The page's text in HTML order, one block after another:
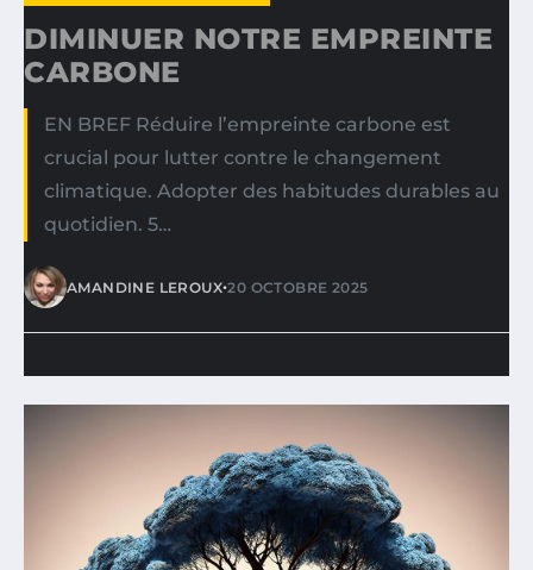
DIMINUER NOTRE EMPREINTE
CARBONE
EN BREF Réduire l’empreinte carbone est
crucial pour lutter contre le changement
climatique. Adopter des habitudes durables au
quotidien. 5…
AMANDINE LEROUX•20 OCTOBRE 2025